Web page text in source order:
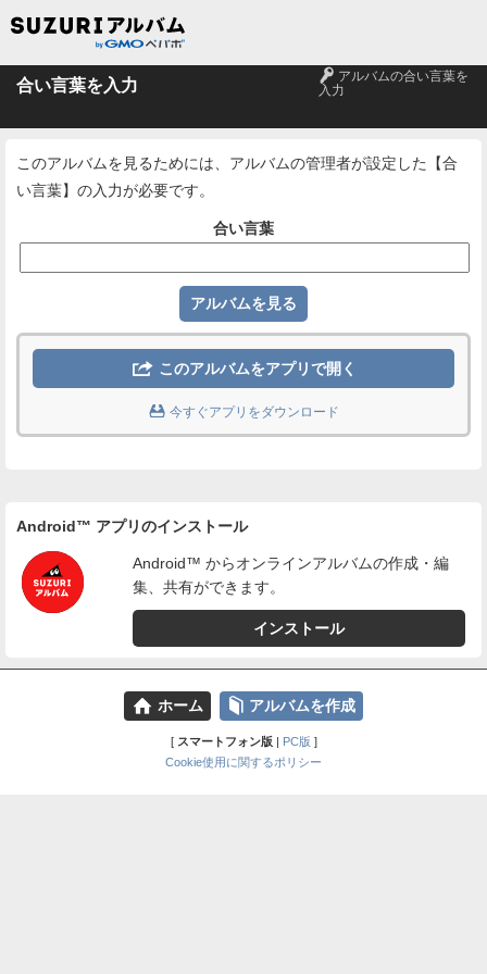
合い言葉を入力 🔑 アルバムの合い言葉を
入力
このアルバムを見るためには、アルバムの管理者が設定した【合
い言葉】の入力が必要です。
合い言葉
 このアルバムをアプリで開く
 今すぐアプリをダウンロード
Android™ アプリのインストール
Android™ からオンラインアルバムの作成・編
集、共有ができます。
インストール
⌂ ホーム 📕 アルバムを作成
[ スマートフォン版| PC版 ]
Cookie使用に関するポリシー